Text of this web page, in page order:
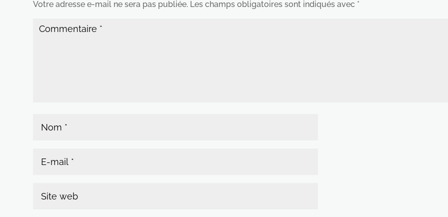
Votre adresse e-mail ne sera pas publiée. Les champs obligatoires sont indiqués avec *